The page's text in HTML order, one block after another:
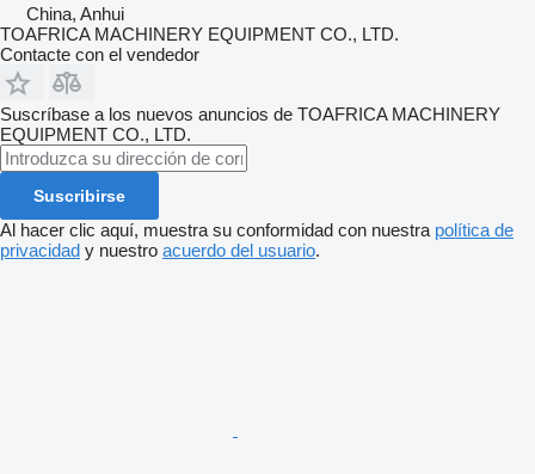
China, Anhui
TOAFRICA MACHINERY EQUIPMENT CO., LTD.
Contacte con el vendedor
Suscríbase a los nuevos anuncios de TOAFRICA MACHINERY
EQUIPMENT CO., LTD.
Suscribirse
Al hacer clic aquí, muestra su conformidad con nuestra política de
privacidad y nuestro acuerdo del usuario.